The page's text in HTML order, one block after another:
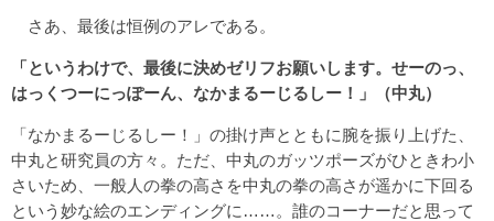
さあ、最後は恒例のアレである。
「というわけで、最後に決めゼリフお願いします。せーのっ、
はっくつーにっぽーん、なかまるーじるしー！」（中丸）
「なかまるーじるしー！」の掛け声とともに腕を振り上げた、
中丸と研究員の方々。ただ、中丸のガッツポーズがひときわ小
さいため、一般人の拳の高さを中丸の拳の高さが遥かに下回る
という妙な絵のエンディングに……。誰のコーナーだと思って